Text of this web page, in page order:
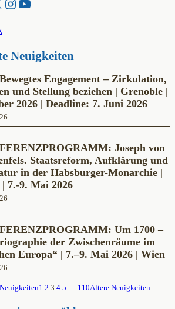
Neuigkeiten
Engagement – Zirkulation,
und Stellung beziehen | Grenoble |
2026 | Deadline: 7. Juni 2026
Joseph von
Staatsreform, Aufklärung und
in der Habsburger-Monarchie |
7.-9. Mai 2026
Um 1700 –
der Zwischenräume im
Europa“ | 7.–9. Mai 2026 | Wien
1 2 3 4 5 110Ältere Neuigkeiten